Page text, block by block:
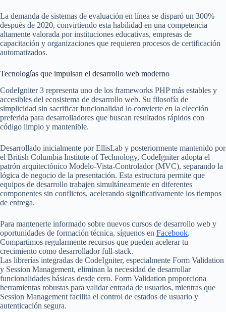
La demanda de sistemas de evaluación en línea se disparó un 300%
después de 2020, convirtiendo esta habilidad en una competencia
altamente valorada por instituciones educativas, empresas de
capacitación y organizaciones que requieren procesos de certificación
automatizados.
Tecnologías que impulsan el desarrollo web moderno
CodeIgniter 3 representa uno de los frameworks PHP más estables y
accesibles del ecosistema de desarrollo web. Su filosofía de
simplicidad sin sacrificar funcionalidad lo convierte en la elección
preferida para desarrolladores que buscan resultados rápidos con
código limpio y mantenible.
Desarrollado inicialmente por EllisLab y posteriormente mantenido por
el British Columbia Institute of Technology, CodeIgniter adopta el
patrón arquitectónico Modelo-Vista-Controlador (MVC), separando la
lógica de negocio de la presentación. Esta estructura permite que
equipos de desarrollo trabajen simultáneamente en diferentes
componentes sin conflictos, acelerando significativamente los tiempos
de entrega.
Para mantenerte informado sobre nuevos cursos de desarrollo web y
oportunidades de formación técnica, síguenos en Facebook.
Compartimos regularmente recursos que pueden acelerar tu
crecimiento como desarrollador full-stack.
Las librerías integradas de CodeIgniter, especialmente Form Validation
y Session Management, eliminan la necesidad de desarrollar
funcionalidades básicas desde cero. Form Validation proporciona
herramientas robustas para validar entrada de usuarios, mientras que
Session Management facilita el control de estados de usuario y
autenticación segura.